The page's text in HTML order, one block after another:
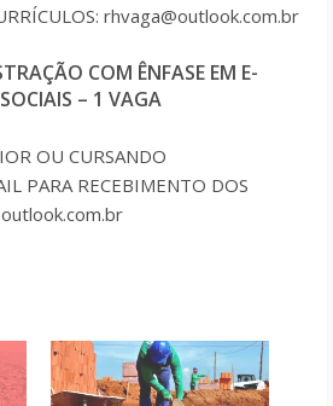
rhvaga@outlook.com.br
COM ÊNFASE EM E-
– 1 VAGA
OU CURSANDO
PARA RECEBIMENTO DOS